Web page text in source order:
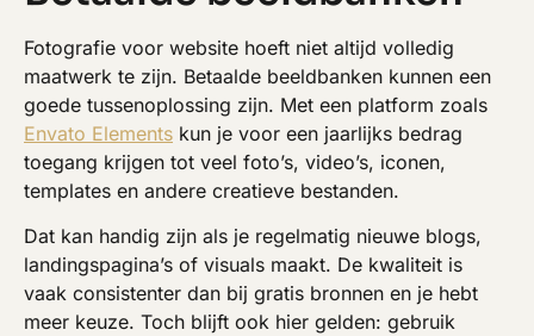
Fotografie voor website hoeft niet altijd volledig
maatwerk te zijn. Betaalde beeldbanken kunnen een
goede tussenoplossing zijn. Met een platform zoals
Envato Elements kun je voor een jaarlijks bedrag
toegang krijgen tot veel foto’s, video’s, iconen,
templates en andere creatieve bestanden.
Dat kan handig zijn als je regelmatig nieuwe blogs,
landingspagina’s of visuals maakt. De kwaliteit is
vaak consistenter dan bij gratis bronnen en je hebt
meer keuze. Toch blijft ook hier gelden: gebruik